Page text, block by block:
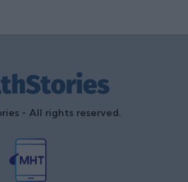
- All rights reserved.